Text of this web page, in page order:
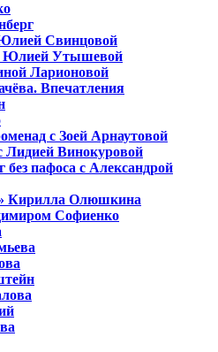
Свинцовой
Юлией Утышевой
Ларионовой
Впечатления
с Зоей Арнаутовой
Лидией Винокуровой
без пафоса с Александрой
Кирилла Олюшкина
Софиенко